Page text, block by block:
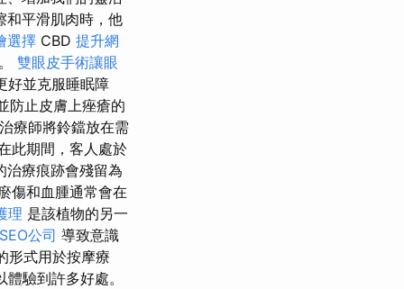
和平滑肌肉時，他
選擇 CBD 提升網
雙眼皮手術讓眼
好並克服睡眠障
防止皮膚上痤瘡的
療師將鈴鐺放在需
此期間，客人處於
療痕跡會殘留為
傷和血腫通常會在
理 是該植物的另一
公司 導致意識
形式用於按摩療
驗到許多好處。